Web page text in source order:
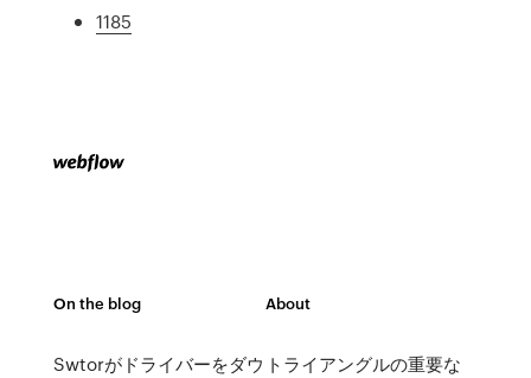
1185
On the blog
Swtorがドライバーをダウ
About
トライアングルの重要な